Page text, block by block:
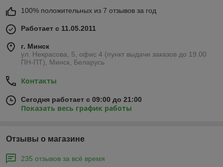
100% положительных из 7 отзывов за год
Работает с 11.05.2011
г. Минск
ул. Некрасова, 5, офис 4 (пункт выдачи заказов до 19.00
ПН-ПТ), Минск, Беларусь
Контакты
Сегодня работает с 09:00 до 21:00
Показать весь график работы
Отзывы о магазине
235 отзывов за всё время